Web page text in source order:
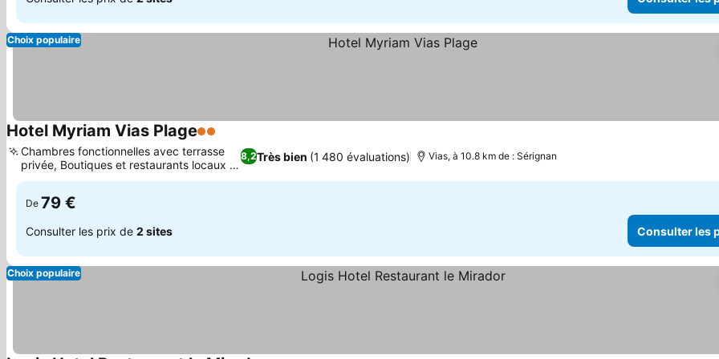
Choix populaire
Hotel Myriam Vias Plage2 Étoiles
8,2Très bien (1 480 évaluations)
Chambres fonctionnelles avec terrasse
privée, Boutiques et restaurants locaux à
proximité
Vias, à 10.8 km de : Sérignan
De 79 €
Consulter les prix de 2 sites Consulter les
Choix populaire